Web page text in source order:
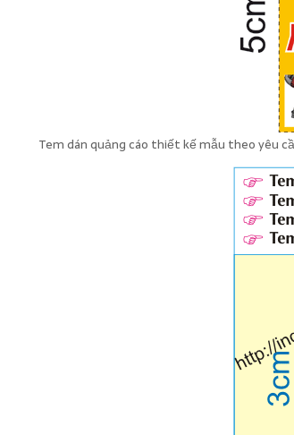
Tem dán quảng cáo thiết kế mẫu theo yêu